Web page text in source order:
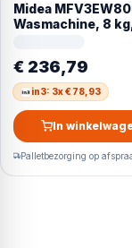
Midea
Wasmachine, 8
10%, 1400 omw/
Duits Display
€ 236,79
in3: 3x € 78,93
In